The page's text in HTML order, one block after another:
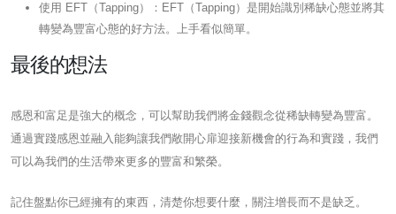
使用 EFT（Tapping）：EFT（Tapping）是開始識別稀缺心態並將其
轉變為豐富心態的好方法。上手看似簡單。
最後的想法
感恩和富足是強大的概念，可以幫助我們將金錢觀念從稀缺轉變為豐富。
通過實踐感恩並融入能夠讓我們敞開心扉迎接新機會的行為和實踐，我們
可以為我們的生活帶來更多的豐富和繁榮。
記住盤點你已經擁有的東西，清楚你想要什麼，關注增長而不是缺乏。